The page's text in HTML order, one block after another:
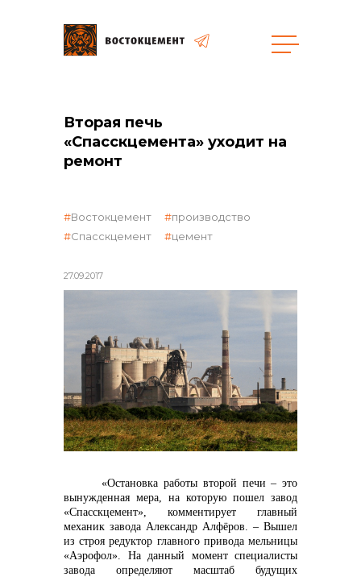
Закупки
общая информация
объявленные закупки
контакты отдела закупок
Контакты
Вторая печь
«Спасскцемента» уходит на
ремонт
27.09.2017
Востокцемент
производство
Спасскцемент
цемент
«Остановка работы второй печи – это
вынужденная мера, на которую пошел завод
«Спасскцемент», комментирует главный
механик завода Александр Алфёров. – Вышел
из строя редуктор главного привода мельницы
«Аэрофол». На данный момент специалисты
завода определяют масштаб будущих